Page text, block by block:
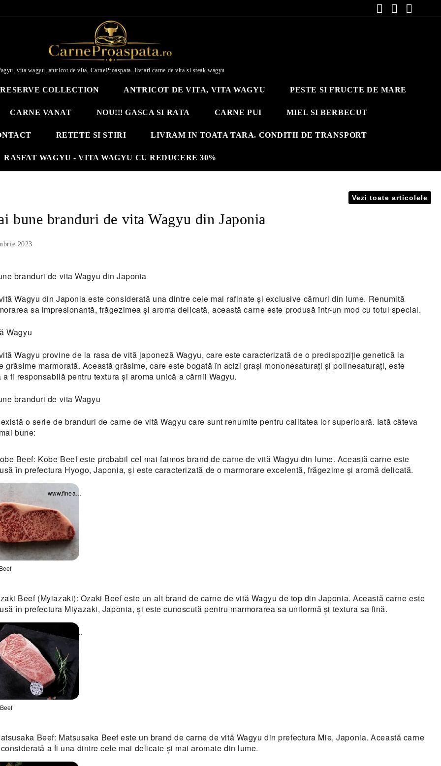
vita wagyu, antricot de vita, CarneProaspata- livrari carne de vita si steak wagyu
COLLECTION ANTRICOT DE VITA, VITA WAGYU PESTE SI FRUCTE DE MARE
CARNE VANAT NOU!!! GASCA SI RATA CARNE PUI MIEL SI BERBECUT
RETETE SI STIRI LIVRAM IN TOATA TARA. CONDITII DE TRANSPORT
RASFAT WAGYU - VITA WAGYU CU REDUCERE 30%
Vezi toate articolele
bune branduri de vita Wagyu din Japonia
2023
branduri de vita Wagyu din Japonia
Wagyu din Japonia este considerată una dintre cele mai rafinate și exclusive cărnuri din lume. Renumită
sa impresionantă, frăgezimea și aroma delicată, această carne este produsă într-un mod cu totul special.
Wagyu
Wagyu provine de la rasa de vită japoneză Wagyu, care este caracterizată de o predispoziție genetică la
grăsime marmorată. Această grăsime, care este bogată în acizi grași mononesaturați și polinesaturați, este
a fi responsabilă pentru textura și aroma unică a cărnii Wagyu.
branduri de vita Wagyu
o serie de branduri de carne de vită Wagyu care sunt renumite pentru calitatea lor superioară. Iată câteva
bune:
Beef: Kobe Beef este probabil cel mai faimos brand de carne de vită Wagyu din lume. Această carne este
în prefectura Hyogo, Japonia, și este caracterizată de o marmorare excelentă, frăgezime și aromă delicată.
www.fineandwild.com
Beef (Myiazaki): Ozaki Beef este un alt brand de carne de vită Wagyu de top din Japonia. Această carne este
în prefectura Miyazaki, Japonia, și este cunoscută pentru marmorarea sa uniformă și textura sa fină.
wagyubeefaustralia.com.au
Beef: Matsusaka Beef este un brand de carne de vită Wagyu din prefectura Mie, Japonia. Această carne
a fi una dintre cele mai delicate și mai aromate din lume.